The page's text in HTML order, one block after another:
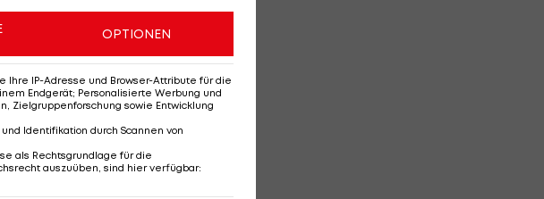
OPTIONEN
IP-Adresse und Browser-Attribute für die
Endgerät; Personalisierte Werbung und
Zielgruppenforschung sowie Entwicklung
Identifikation durch Scannen von
als Rechtsgrundlage für die
auszuüben, sind hier verfügbar: